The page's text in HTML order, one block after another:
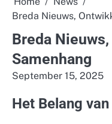
Breda Nieuws,
Breda
Samenhang
September 15, 2025
Het Belang